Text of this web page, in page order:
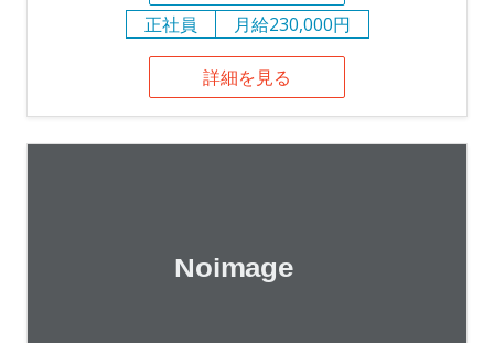
正社員
月給230,000円
詳細を見る